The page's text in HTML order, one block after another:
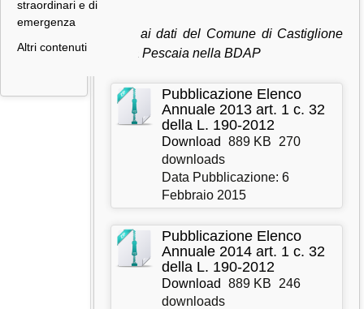
straordinari e di
emergenza
Altri contenuti
Link ai dati del Comune di Castiglione
della Pescaia nella BDAP
Pubblicazione Elenco
Annuale 2013 art. 1 c. 32
della L. 190-2012
Download 889 KB
270
downloads
Data Pubblicazione: 6
Febbraio 2015
Pubblicazione Elenco
Annuale 2014 art. 1 c. 32
della L. 190-2012
Download 889 KB
246
downloads